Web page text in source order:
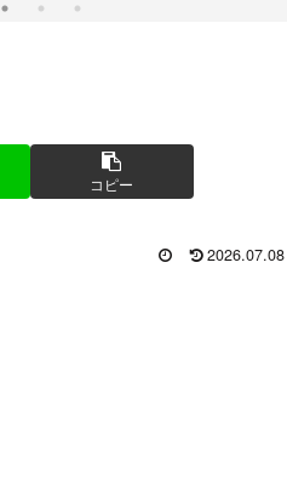
コピー
2026.07.08